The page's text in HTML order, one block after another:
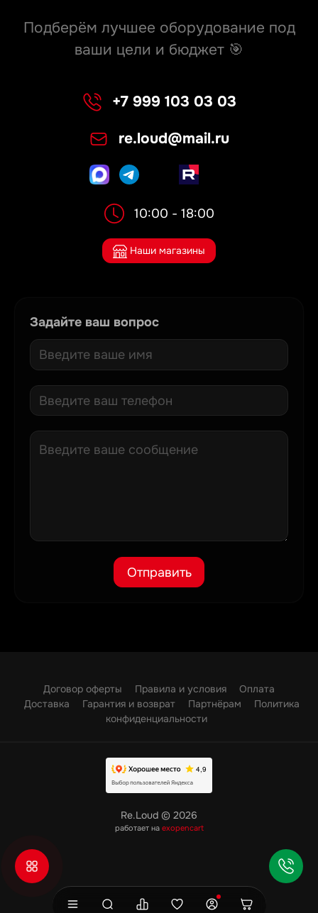
Подберём лучшее оборудование под
ваши цели и бюджет 🎯
+7 999 103 03 03
re.loud@mail.ru
10:00 - 18:00
Наши магазины
Задайте ваш вопрос
Отправить
Договор оферты Правила и условия
Оплата
Доставка
Гарантия и возврат Партнёрам
Политика
конфиденциальности
Re.Loud © 2026
работает на exopencart